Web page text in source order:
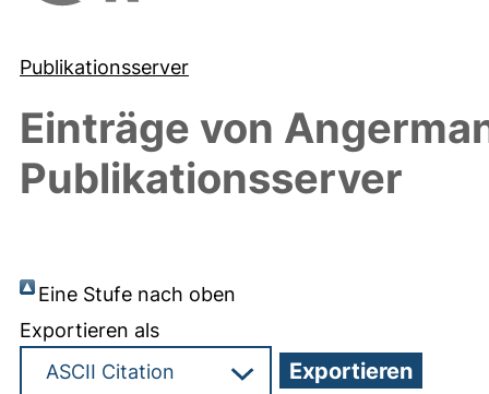
Publikationsserver
Einträge von
Publikationsserver
Eine Stufe nach oben
Exportieren als